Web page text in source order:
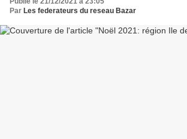
Par Les federateurs du reseau Bazar